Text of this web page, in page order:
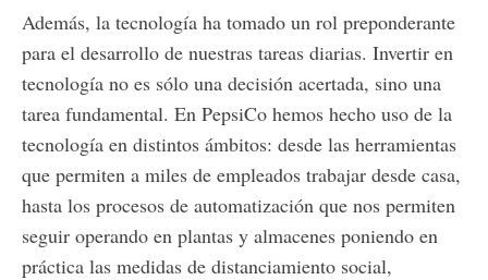
Además, la tecnología ha tomado un rol preponderante
para el desarrollo de nuestras tareas diarias. Invertir en
tecnología no es sólo una decisión acertada, sino una
tarea fundamental. En PepsiCo hemos hecho uso de la
tecnología en distintos ámbitos: desde las herramientas
que permiten a miles de empleados trabajar desde casa,
hasta los procesos de automatización que nos permiten
seguir operando en plantas y almacenes poniendo en
práctica las medidas de distanciamiento social,